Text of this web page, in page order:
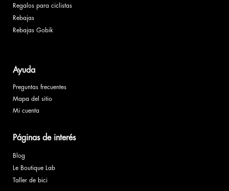
Regalos para ciclistas
Rebajas
Rebajas Gobik
Ayuda
Preguntas frecuentes
Mapa del sitio
Mi cuenta
Páginas de interés
Blog
Le Boutique Lab
Taller de bici